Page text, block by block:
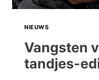
NIEUWS
Vangsten
tandjes-